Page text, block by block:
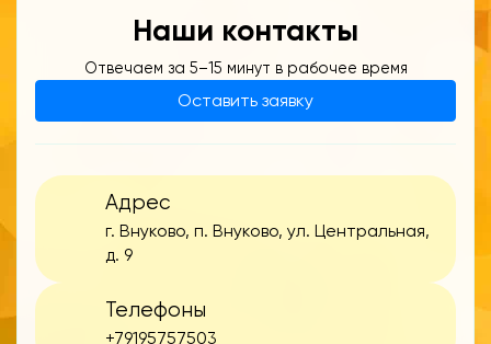
Наши контакты
Отвечаем за 5–15 минут в рабочее время
Оставить заявку
Адрес
г. Внуково, п. Внуково, ул. Центральная,
д. 9
Телефоны
+79195757503